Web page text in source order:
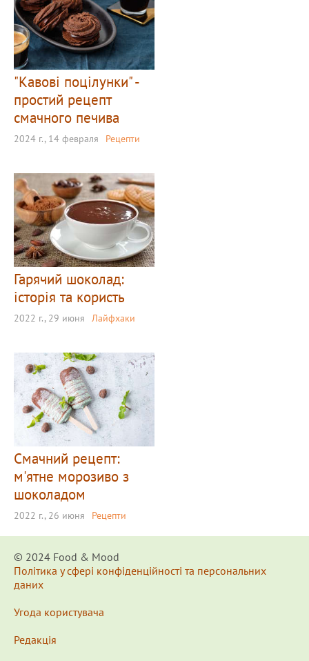
"Кавові поцілунки" -
простий рецепт
смачного печива
2024 г., 14 февраля Рецепти
Гарячий шоколад:
історія та користь
2022 г., 29 июня Лайфхаки
Смачний рецепт:
м'ятне морозиво з
шоколадом
2022 г., 26 июня Рецепти
© 2024 Food & Мood
Політика у сфері конфіденційності та персональних
даних
Угода користувача
Редакція